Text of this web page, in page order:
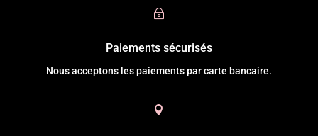
~
Paiements sécurisés
Nous acceptons les paiements par carte bancaire.
